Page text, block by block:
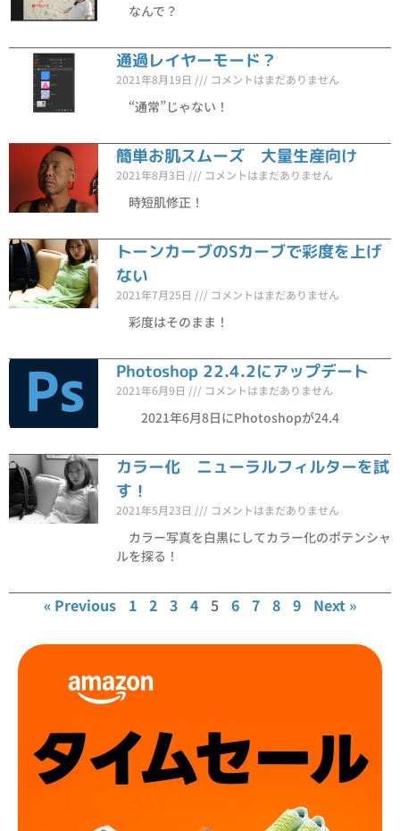
なんで？
通過レイヤーモード？
2021年8月19日 コメントはまだありません
“通常”じゃない！
簡単お肌スムーズ 大量生産向け
2021年8月3日 コメントはまだありません
時短肌修正！
トーンカーブのSカーブで彩度を上げ
ない
2021年7月25日 コメントはまだありません
彩度はそのまま！
Photoshop 22.4.2にアップデート
2021年6月9日 コメントはまだありません
2021年6月8日にPhotoshopが24.4
カラー化 ニューラルフィルターを試
す！
2021年5月23日 コメントはまだありません
カラー写真を白黒にしてカラー化のポテンシャ
ルを探る！
« Previous 1 2 3 4 5 6 7 8 9 Next »